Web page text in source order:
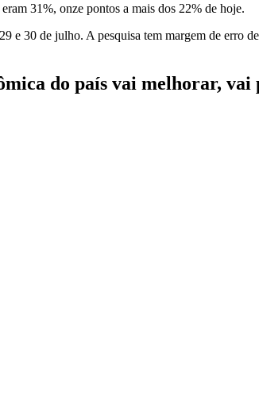
31%, onze pontos a mais dos 22% de hoje.
30 de julho. A pesquisa tem margem de erro
do país vai melhorar,